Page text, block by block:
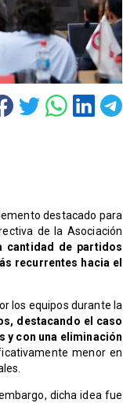
destacado para
de la Asociación
cantidad de partidos
recurrentes hacia el
los equipos durante la
destacando el caso
y con una eliminación
menor en
dicha idea fue